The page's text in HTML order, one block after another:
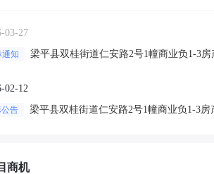
03-27
通知 梁平县双桂街道仁安路2号1幢商业负1-3房
02-12
告 梁平县双桂街道仁安路2号1幢商业负1-3房
商机